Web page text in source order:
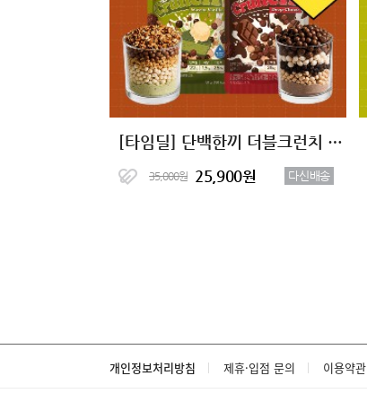
[타임딜] 단백한끼 더블크런치 단백질쉐이크 2종 (7+7)
35,000원 25,900원 다신배송
개인정보처리방침 제휴·입점 문의 이용약관